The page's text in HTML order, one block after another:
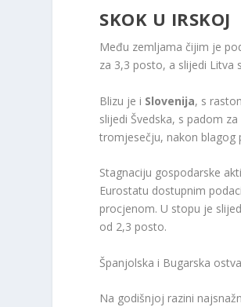
SKOK U IRSKOJ
Među zemljama čijim je
za 3,3 posto, a slijedi Litva
Blizu je i Slovenija, s
slijedi Švedska, s padom
tromjesečju, nakon blagog
Stagnaciju gospodarske
Eurostatu dostupnim
procjenom. U stopu je
od 2,3 posto.
Španjolska i Bugarska
Na godišnjoj razini